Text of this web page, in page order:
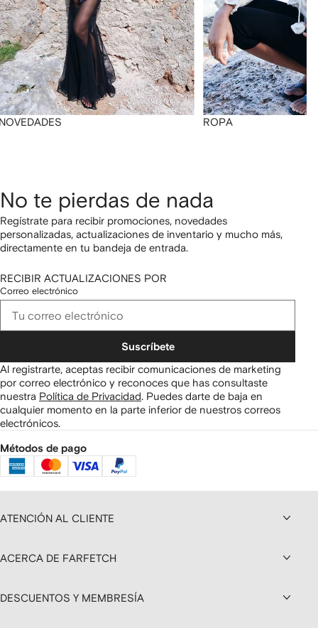
ROPA
No te pierdas de nada
Regístrate para recibir promociones, novedades
personalizadas, actualizaciones de inventario y mucho más,
directamente en tu bandeja de entrada.
RECIBIR ACTUALIZACIONES POR
Correo electrónico
Suscríbete
Al registrarte, aceptas recibir comunicaciones de marketing
por correo electrónico y reconoces que has consultaste
nuestra Política de Privacidad. Puedes darte de baja en
cualquier momento en la parte inferior de nuestros correos
electrónicos.
Métodos de pago
ATENCIÓN AL CLIENTE
ACERCA DE FARFETCH
DESCUENTOS Y MEMBRESÍA